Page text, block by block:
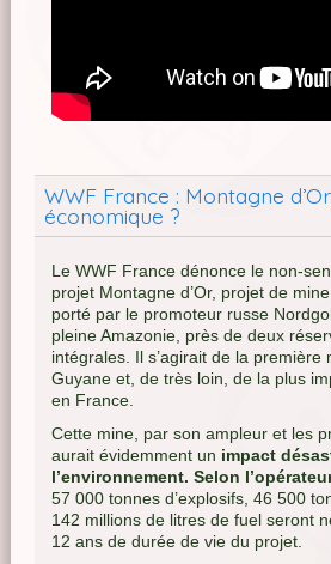
WWF France : Montagne
économique ?
Le WWF France dénonce le non-
projet Montagne d’Or, projet de
porté par le promoteur russe
pleine Amazonie, près de deux
intégrales. Il s’agirait de la première
Guyane et, de très loin, de la plus
en France.
Cette mine, par son ampleur et les
aurait évidemment un impact
l’environnement. Selon
57 000 tonnes d’explosifs, 46 500
142 millions de litres de fuel seront
12 ans de durée de vie du projet.